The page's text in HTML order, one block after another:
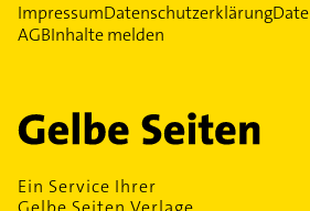
ImpressumDatenschutzerklärung
AGBInhalte melden
Ein Service Ihrer